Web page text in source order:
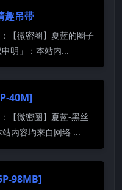
趣吊带
【微密圈】夏蓝的圈子
明」：本站内...
40M]
【微密圈】夏蓝-黑丝
内容均来自网络 ...
98MB]